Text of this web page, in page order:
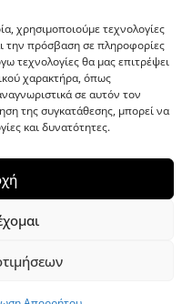
χρησιμοποιούμε τεχνολογίες
την πρόσβαση σε πληροφορίες
τεχνολογίες θα μας επιτρέψει
χαρακτήρα, όπως
σε αυτόν τον
της συγκατάθεσης, μπορεί να
και δυνατότητες.
by HashThemes